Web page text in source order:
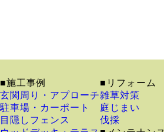
■施工事例
玄関周り・アプローチ
駐車場・カーポート
目隠しフェンス
■リフォーム
雑草対策
庭じまい
伐採